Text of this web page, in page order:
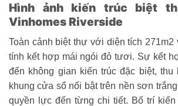
Hình ảnh kiến trúc biệt
Vinhomes Riverside
Toàn cảnh biệt thự với diện tích 271m2
tính kết hợp mái ngói đỏ tươi. Sự kết
đến không gian kiến trúc đặc biệt, thu
khung cửa sổ nổi bật trên nền sơn
quyền lực đến từng chi tiết. Bố trí